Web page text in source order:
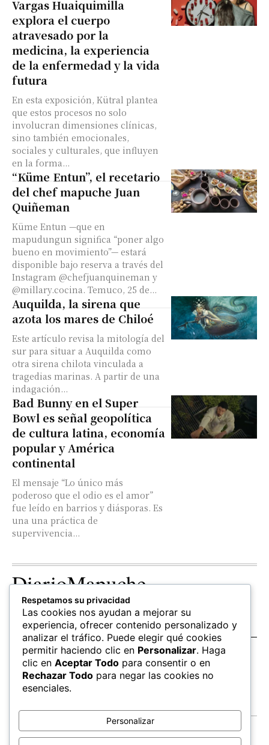
Vargas Huaiquimilla
explora el cuerpo
atravesado por la
medicina, la experiencia
de la enfermedad y la vida
futura
En esta exposición, Kütral plantea
que estos procesos no solo
involucran dimensiones clínicas,
sino también emocionales,
sociales y culturales, que influyen
en la forma...
“Küme Entun”, el recetario
del chef mapuche Juan
Quiñeman
Küme Entun —que en
mapudungun significa “poner algo
bueno en movimiento”— estará
disponible bajo reserva a través del
Instagram @chefjuanquineman y
@millary.cocina. Temuco, 25 de...
Auquilda, la sirena que
azota los mares de Chiloé
Este artículo revisa la mitología del
sur para situar a Auquilda como
otra sirena chilota vinculada a
tragedias marinas. A partir de una
indagación...
Bad Bunny en el Super
Bowl es señal geopolítica
de cultura latina, economía
popular y América
continental
El mensaje “Lo único más
poderoso que el odio es el amor”
fue leído en barrios y diásporas. Es
una una práctica de
supervivencia...
DiarioMapuche
TERRITORIO CULTURA
Patrimonio
OPINION
Columnistas
SALUD
hierbas
EDUCACIÓN
Mapudungun
Estudiantes
FOLLOW US
Apoya
Respetamos su privacidad
Las cookies nos ayudan a mejorar su
experiencia, ofrecer contenido personalizado y
analizar el tráfico. Puede elegir qué cookies
permitir haciendo clic en Personalizar. Haga
clic en Aceptar Todo para consentir o en
Rechazar Todo para negar las cookies no
esenciales.
Personalizar